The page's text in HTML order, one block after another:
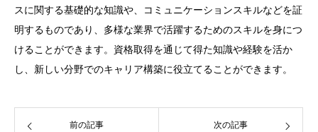
スに関する基礎的な知識や、コミュニケーションスキルなどを証
明するものであり、多様な業界で活躍するためのスキルを身につ
けることができます。資格取得を通じて得た知識や経験を活か
し、新しい分野でのキャリア構築に役立てることができます。
前の記事 次の記事